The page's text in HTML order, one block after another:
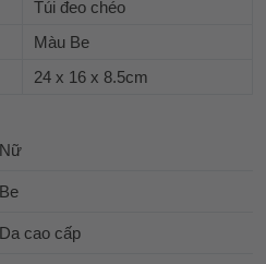
Túi đeo chéo
Màu Be
24 x 16 x 8.5cm
Nữ
Be
Da cao cấp